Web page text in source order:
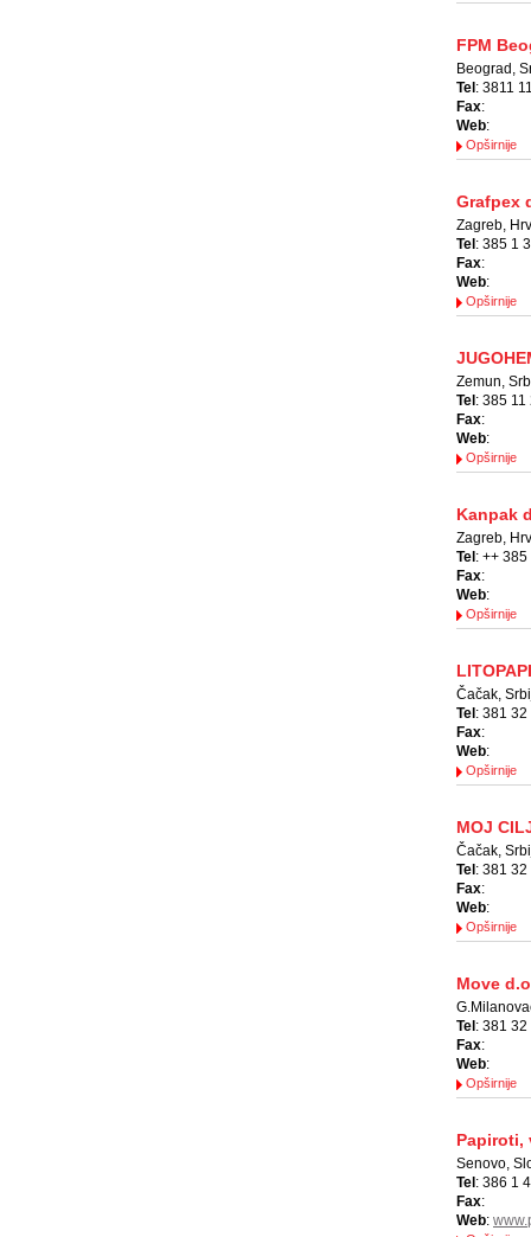
FPM
Beograd,
Tel : 3811
Fax:
Web:
Opširnije
Grafpex
Zagreb,
Tel : 385 1
Fax:
Web:
Opširnije
Zemun,
Tel : 385
Fax:
Web:
Opširnije
Kanpak
Zagreb,
Tel : ++
Fax:
Web:
Opširnije
Čačak,
Tel : 381
Fax:
Web:
Opširnije
MOJ
Čačak,
Tel : 381
Fax:
Web:
Opširnije
Move
Tel : 381
Fax:
Web:
Opširnije
Papiroti,
Senovo,
Tel : 386 1
Fax:
Web: